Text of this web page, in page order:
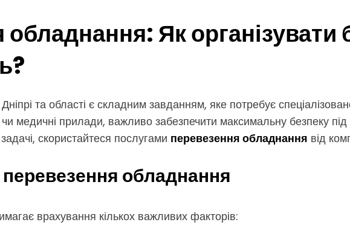
Як організувати
та області є складним завданням, яке потребує
медичні прилади, важливо забезпечити максимальну безпеку
скористайтеся послугами перевезення обладнання від
перевезення обладнання
врахування кількох важливих факторів: